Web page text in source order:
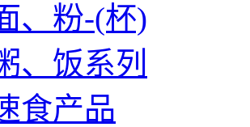
、粉-(杯)
、饭系列
食产品